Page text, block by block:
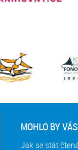
MOHLO BY
Jak se stát